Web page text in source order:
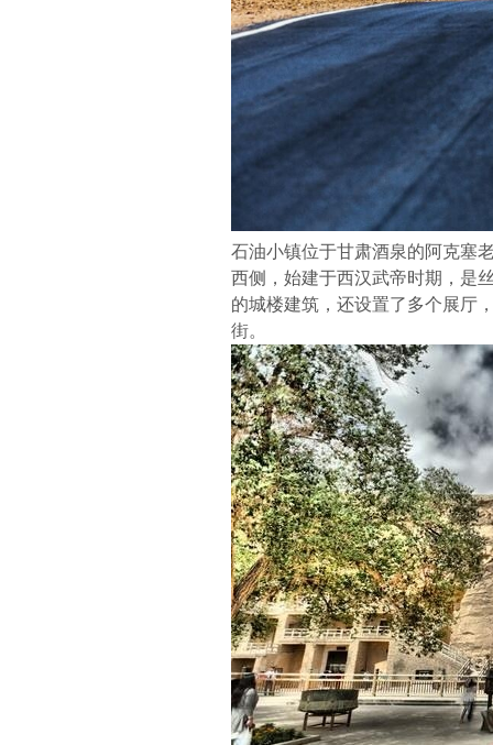
石油小镇位于甘肃酒泉的阿克塞
西侧，始建于西汉武帝时期，是
的城楼建筑，还设置了多个展厅
街。